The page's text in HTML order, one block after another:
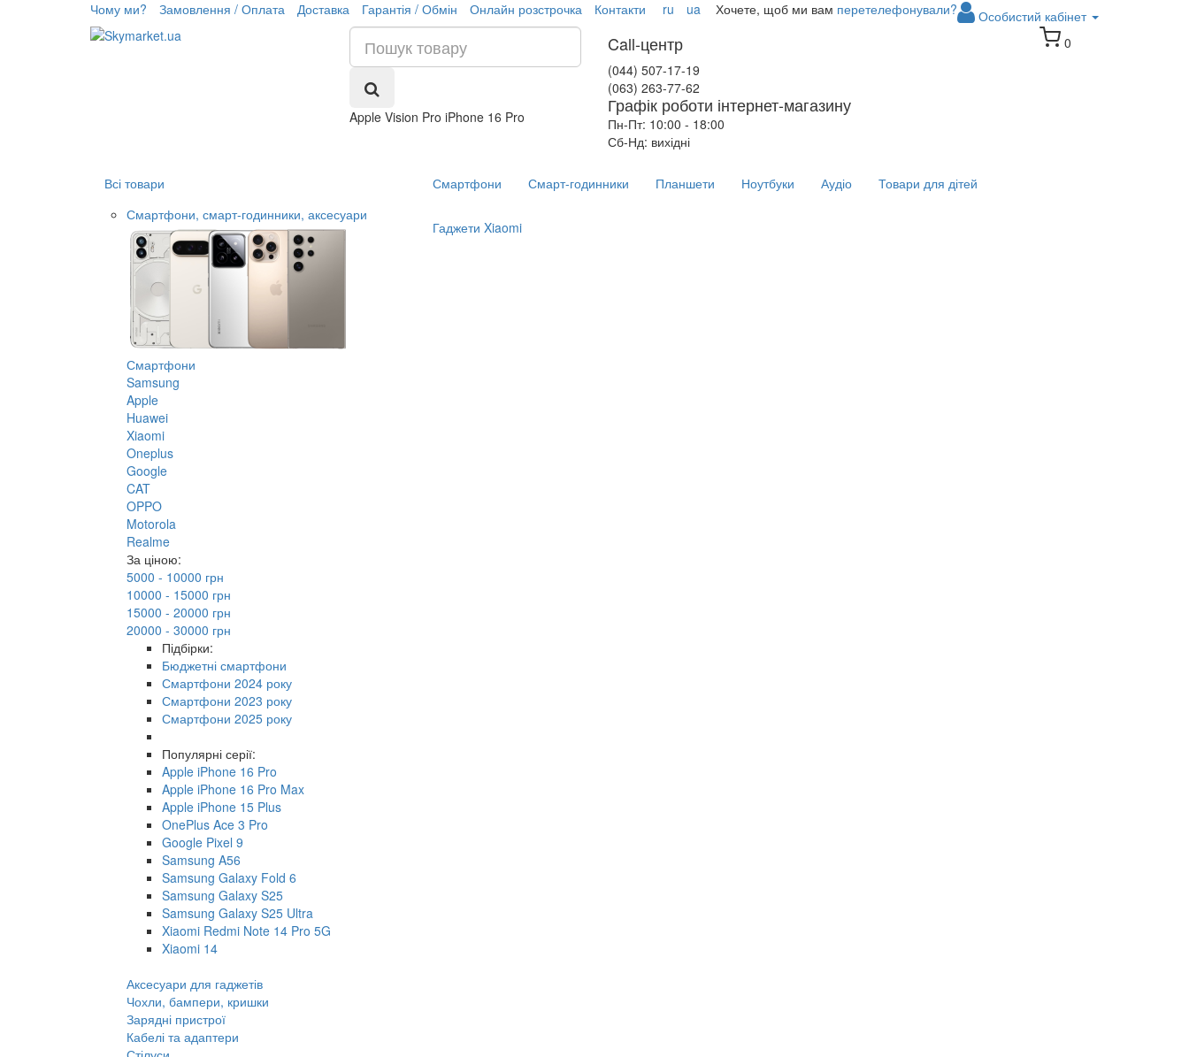
Чому ми? Замовлення / Оплата Доставка Гарантія / Обмін Онлайн розстрочка Контакти ru ua Особистий кабінет
Хочете, щоб ми вам перетелефонували?
Apple Vision Pro iPhone 16 Pro
Call-центр
(044) 507-17-19
(063) 263-77-62
Графік роботи інтернет-магазину
Пн-Пт: 10:00 - 18:00
Сб-Нд: вихідні
0
Всі товари
Смартфони, смарт-годинники, аксесуари
Смартфони
Samsung
Apple
Huawei
Xiaomi
Oneplus
Google
CAT
OPPO
Motorola
Realme
За ціною:
5000 - 10000 грн
10000 - 15000 грн
15000 - 20000 грн
20000 - 30000 грн
Підбірки:
Бюджетні смартфони
Смартфони 2024 року
Смартфони 2023 року
Смартфони 2025 року
Популярні серії:
Apple iPhone 16 Pro
Apple iPhone 16 Pro Max
Apple iPhone 15 Plus
OnePlus Ace 3 Pro
Google Pixel 9
Samsung A56
Samsung Galaxy Fold 6
Samsung Galaxy S25
Samsung Galaxy S25 Ultra
Xiaomi Redmi Note 14 Pro 5G
Xiaomi 14
Аксесуари для гаджетів
Чохли, бампери, кришки
Зарядні пристрої
Кабелі та адаптери
Смартфони Смарт-годинники Планшети Ноутбуки Аудіо Товари для дітей
Гаджети Xiaomi